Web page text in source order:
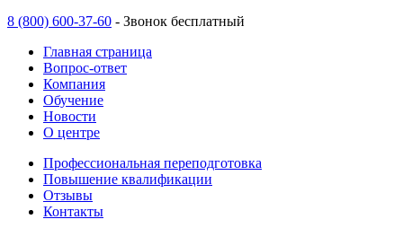
8 (800) 600-37-60 - Звонок бесплатный
Главная страница
Вопрос-ответ
Компания
Обучение
Новости
О центре
Профессиональная переподготовка
Повышение квалификации
Отзывы
Контакты